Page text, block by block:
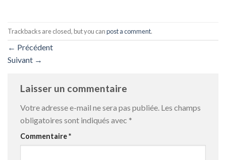
Trackbacks are closed, but you canpost a comment.
← Précédent
Suivant →
Laisser un commentaire
Votre adresse e-mail ne sera pas publiée. Les champs
obligatoires sont indiqués avec *
Commentaire*